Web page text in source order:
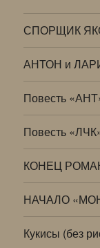
СПОРЩИК
АНТОН и
Повесть
Повесть
КОНЕЦ
НАЧАЛО
Кукисы (без